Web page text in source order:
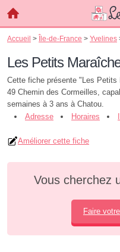
Accueil > Île-de-France > Yvelines
Les Petits
Cette fiche présente "Les Petits
49 Chemin des Cormeilles,
semaines à 3 ans à Chatou.
Adresse
Horaires
Améliorer cette fiche
Vous cherchez
Faire